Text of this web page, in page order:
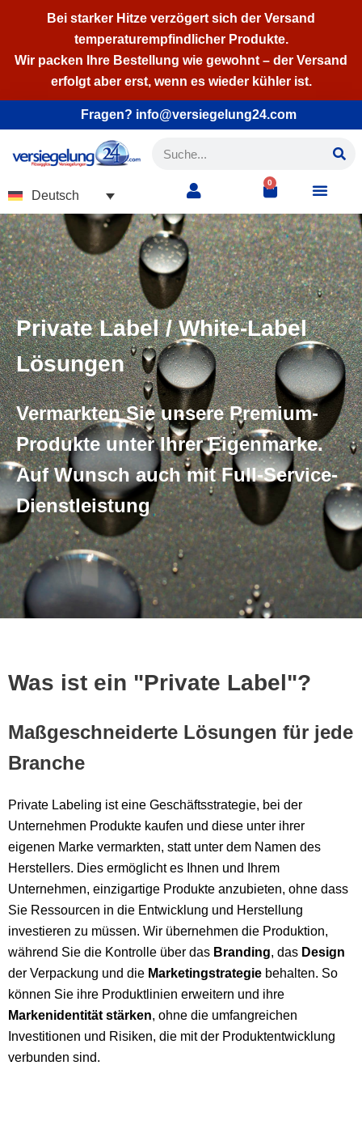
Inhalt
springen
Bei starker Hitze verzögert sich der Versand
temperaturempfindlicher Produkte.
Wir packen Ihre Bestellung wie gewohnt – der Versand
erfolgt aber erst, wenn es wieder kühler ist.
Fragen? info@versiegelung24.com
Deutsch
0
Private Label / White-Label
Lösungen
Vermarkten Sie unsere Premium-
Produkte unter Ihrer Eigenmarke.
Auf Wunsch auch mit Full-Service-
Dienstleistung
Was ist ein "Private Label"?
Maßgeschneiderte Lösungen für jede
Branche
Private Labeling ist eine Geschäftsstrategie, bei der
Unternehmen Produkte kaufen und diese unter ihrer
eigenen Marke vermarkten, statt unter dem Namen des
Herstellers. Dies ermöglicht es Ihnen und Ihrem
Unternehmen, einzigartige Produkte anzubieten, ohne dass
Sie Ressourcen in die Entwicklung und Herstellung
investieren zu müssen. Wir übernehmen die Produktion,
während Sie die Kontrolle über das Branding, das Design
der Verpackung und die Marketingstrategie behalten. So
können Sie ihre Produktlinien erweitern und ihre
Markenidentität stärken, ohne die umfangreichen
Investitionen und Risiken, die mit der Produktentwicklung
verbunden sind.